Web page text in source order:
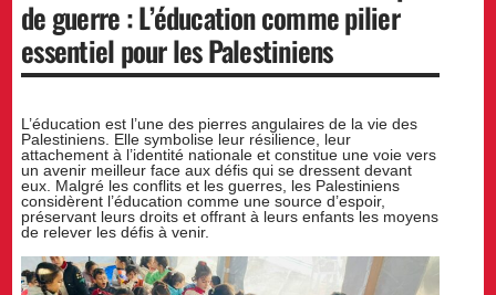
de guerre : L’éducation comme pilier
essentiel pour les Palestiniens
L’éducation est l’une des pierres angulaires de la vie des
Palestiniens. Elle symbolise leur résilience, leur
attachement à l’identité nationale et constitue une voie vers
un avenir meilleur face aux défis qui se dressent devant
eux. Malgré les conflits et les guerres, les Palestiniens
considèrent l’éducation comme une source d’espoir,
préservant leurs droits et offrant à leurs enfants les moyens
de relever les défis à venir.